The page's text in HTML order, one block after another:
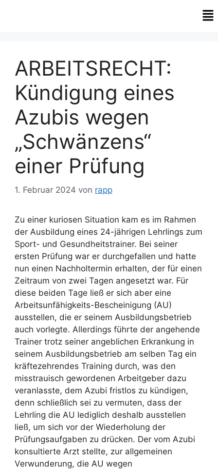
ARBEITSRECHT:
Kündigung eines
Azubis wegen
„Schwänzens“
einer Prüfung
1. Februar 2024 von rapp
Zu einer kuriosen Situation kam es im Rahmen
der Ausbildung eines 24-jährigen Lehrlings zum
Sport- und Gesundheitstrainer. Bei seiner
ersten Prüfung war er durchgefallen und hatte
nun einen Nachholtermin erhalten, der für einen
Zeitraum von zwei Tagen angesetzt war. Für
diese beiden Tage ließ er sich aber eine
Arbeitsunfähigkeits-Bescheinigung (AU)
ausstellen, die er seinem Ausbildungsbetrieb
auch vorlegte. Allerdings führte der angehende
Trainer trotz seiner angeblichen Erkrankung in
seinem Ausbildungsbetrieb am selben Tag ein
kräftezehrendes Training durch, was den
misstrauisch gewordenen Arbeitgeber dazu
veranlasste, dem Azubi fristlos zu kündigen,
denn schließlich sei zu vermuten, dass der
Lehrling die AU lediglich deshalb ausstellen
ließ, um sich vor der Wiederholung der
Prüfungsaufgaben zu drücken. Der vom Azubi
konsultierte Arzt stellte, zur allgemeinen
Verwunderung, die AU wegen